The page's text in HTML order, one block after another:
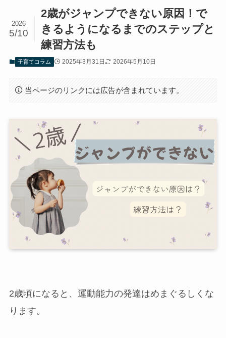
2歳がジャンプできない原因！で
きるようになるまでのステップと
練習方法も
2026
5/10
子育てコラム 2025年3月31日 2026年5月10日
当ページのリンクには広告が含まれています。
2歳頃になると、運動能力の発達はめまぐるしくな
ります。